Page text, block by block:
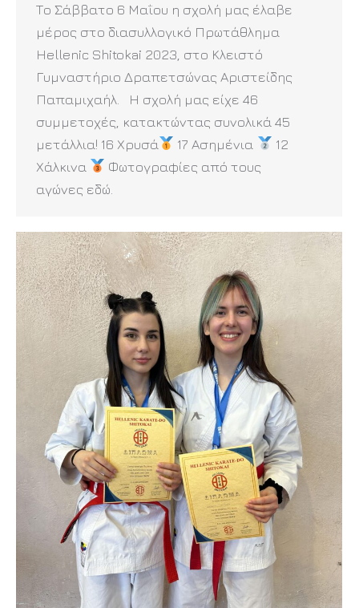
Το Σάββατο 6 Μαΐου η σχολή μας έλαβε
μέρος στο διασυλλογικό Πρωτάθλημα
Hellenic Shitokai 2023, στο Κλειστό
Γυμναστήριο Δραπετσώνας Αριστείδης
Παπαμιχαήλ. Η σχολή μας είχε 46
συμμετοχές, κατακτώντας συνολικά 45
μετάλλια! 16 Χρυσά
17 Ασημένια
12
Χάλκινα
Φωτογραφίες από τους
αγώνες εδώ.